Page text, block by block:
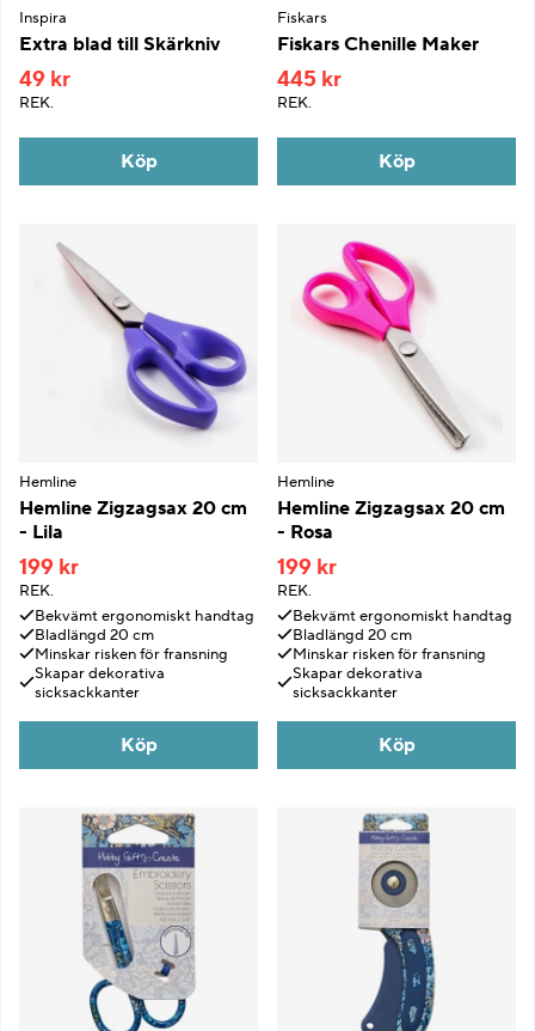
Inspira
Extra blad till Skärkniv
49 kr
REK.
Köp
Fiskars
Fiskars Chenille Maker
445 kr
REK.
Köp
Hemline
Hemline Zigzagsax 20 cm
- Lila
199 kr
REK.
Bekvämt ergonomiskt handtag
Bladlängd 20 cm
Minskar risken för fransning
Skapar dekorativa
sicksackkanter
Köp
Hemline
Hemline Zigzagsax 20 cm
- Rosa
199 kr
REK.
Bekvämt ergonomiskt handtag
Bladlängd 20 cm
Minskar risken för fransning
Skapar dekorativa
sicksackkanter
Köp